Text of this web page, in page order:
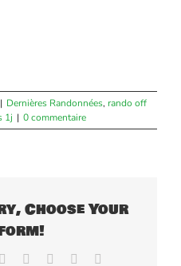
| Dernières Randonnées, rando off
1j | 0 commentaire
Choose Your
WhatsApp
TumblrPinterest